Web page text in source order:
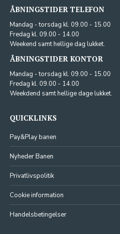
ÅBNINGSTIDER TELEFON
Mandag - torsdag kl. 09.00 - 15.00
Fredag kl. 09.00 - 14.00
Weekend samt hellige dag lukket.
ÅBNINGSTIDER KONTOR
Mandag - torsdag kl. 09.00 - 15.00
Fredag kl. 09.00 - 14.00
Weekdend samt hellige dage lukket.
QUICKLINKS
Pay&Play banen
Nyheder Banen
Privatlivspolitik
Cookie information
Handelsbetingelser